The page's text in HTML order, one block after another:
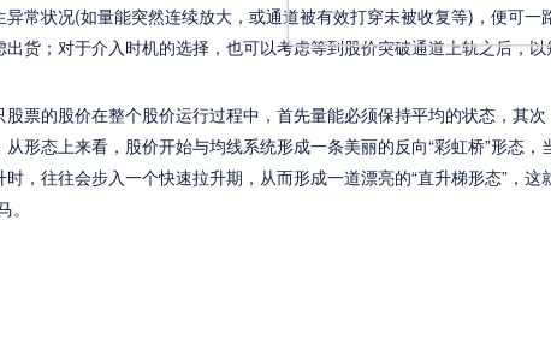
异常状况(如量能突然连续放大，或通道被有效打穿未被收复等)，便可一
出货；对于介入时机的选择，也可以考虑等到股价突破通道上轨之后，
股票的股价在整个股价运行过程中，首先量能必须保持平均的状态，其
从形态上来看，股价开始与均线系统形成一条美丽的反向“彩虹桥”形态，
时，往往会步入一个快速拉升期，从而形成一道漂亮的“直升梯形态”，这
。